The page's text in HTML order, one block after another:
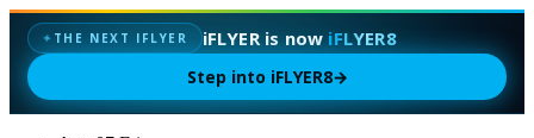
✦ THE NEXT IFLYER iFLYER is now iFLYER8
Step into iFLYER8→